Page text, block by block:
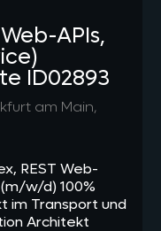
APIs,
ID02893
am Main,
REST Web-
w/d) 100%
im Transport und
Architekt